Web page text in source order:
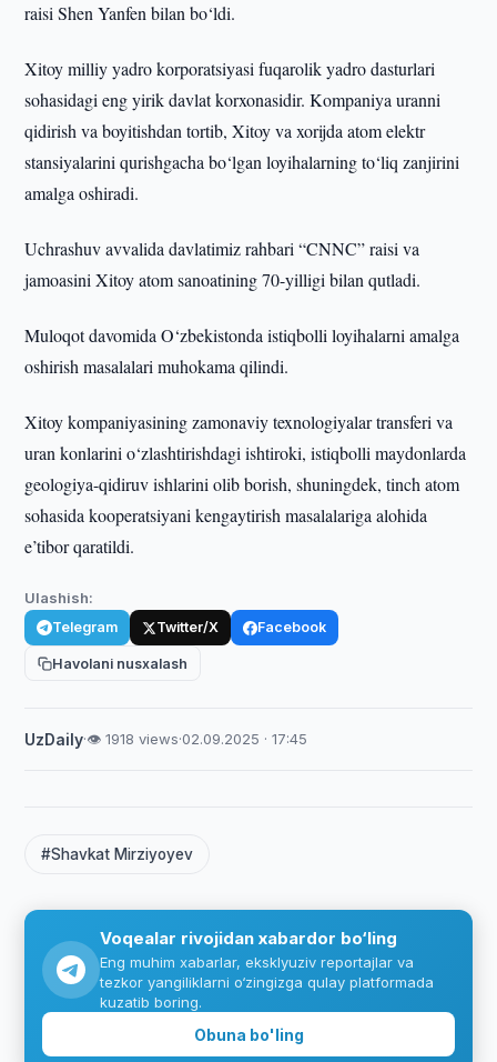
raisi Shen Yanfen bilan bo‘ldi.
Xitoy milliy yadro korporatsiyasi fuqarolik yadro dasturlari
sohasidagi eng yirik davlat korxonasidir. Kompaniya uranni
qidirish va boyitishdan tortib, Xitoy va xorijda atom elektr
stansiyalarini qurishgacha bo‘lgan loyihalarning to‘liq zanjirini
amalga oshiradi.
Uchrashuv avvalida davlatimiz rahbari “CNNC” raisi va
jamoasini Xitoy atom sanoatining 70-yilligi bilan qutladi.
Muloqot davomida O‘zbekistonda istiqbolli loyihalarni amalga
oshirish masalalari muhokama qilindi.
Xitoy kompaniyasining zamonaviy texnologiyalar transferi va
uran konlarini o‘zlashtirishdagi ishtiroki, istiqbolli maydonlarda
geologiya-qidiruv ishlarini olib borish, shuningdek, tinch atom
sohasida kooperatsiyani kengaytirish masalalariga alohida
e’tibor qaratildi.
Ulashish:
Telegram Twitter/X Facebook
Havolani nusxalash
UzDaily·👁 1918 views·02.09.2025 · 17:45
#Shavkat Mirziyoyev
Voqealar rivojidan xabardor bo‘ling
Eng muhim xabarlar, eksklyuziv reportajlar va
tezkor yangiliklarni o‘zingizga qulay platformada
kuzatib boring.
Obuna bo'ling